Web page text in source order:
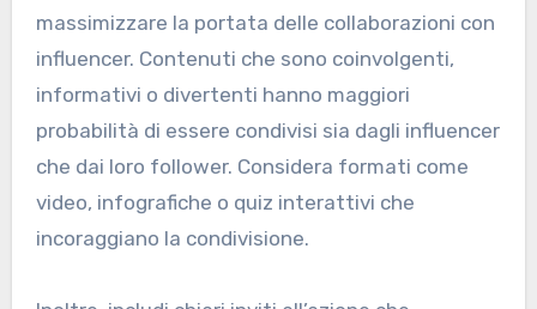
massimizzare la portata delle collaborazioni con
influencer. Contenuti che sono coinvolgenti,
informativi o divertenti hanno maggiori
probabilità di essere condivisi sia dagli influencer
che dai loro follower. Considera formati come
video, infografiche o quiz interattivi che
incoraggiano la condivisione.